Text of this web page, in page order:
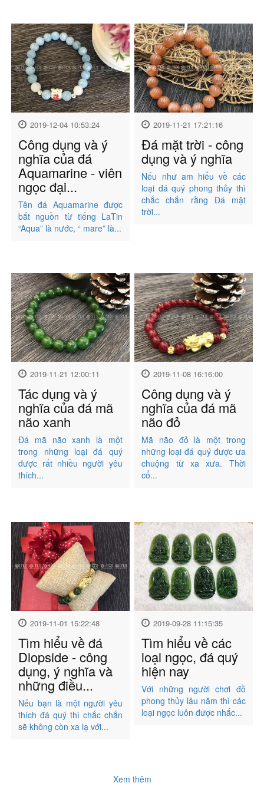
2019-12-04 10:53:24
Công dụng và ý
nghĩa của đá
Aquamarine - viên
ngọc đại...
Tên đá Aquamarine được
bắt nguồn từ tiếng LaTin
“Aqua” là nước, “ mare” là...
2019-11-21 17:21:16
Đá mặt trời - công
dụng và ý nghĩa
Nếu như am hiểu về các
loại đá quý phong thủy thì
chắc chắn rằng Đá mặt
trời...
2019-11-21 12:00:11
Tác dụng và ý
nghĩa của đá mã
não xanh
Đá mã não xanh là một
trong những loại đá quý
được rất nhiều người yêu
thích...
2019-11-08 16:16:00
Công dụng và ý
nghĩa của đá mã
não đỏ
Mã não đỏ là một trong
những loại đá quý được ưa
chuộng từ xa xưa. Thời
cổ...
2019-11-01 15:22:48
Tìm hiểu về đá
Diopside - công
dụng, ý nghĩa và
những điều...
Nếu bạn là một người yêu
thích đá quý thì chắc chắn
sẽ không còn xa lạ với...
2019-09-28 11:15:35
Tìm hiểu về các
loại ngọc, đá quý
hiện nay
Với những người chơi đồ
phong thủy lâu năm thì các
loại ngọc luôn được nhắc...
Xem thêm